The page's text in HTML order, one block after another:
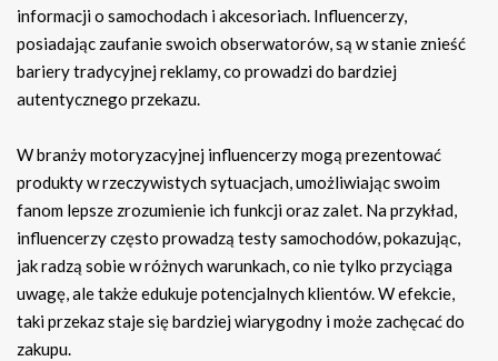
informacji o samochodach i akcesoriach. Influencerzy,
posiadając zaufanie swoich obserwatorów, są w stanie znieść
bariery tradycyjnej reklamy, co prowadzi do bardziej
autentycznego przekazu.
W branży motoryzacyjnej influencerzy mogą prezentować
produkty w rzeczywistych sytuacjach, umożliwiając swoim
fanom lepsze zrozumienie ich funkcji oraz zalet. Na przykład,
influencerzy często prowadzą testy samochodów, pokazując,
jak radzą sobie w różnych warunkach, co nie tylko przyciąga
uwagę, ale także edukuje potencjalnych klientów. W efekcie,
taki przekaz staje się bardziej wiarygodny i może zachęcać do
zakupu.